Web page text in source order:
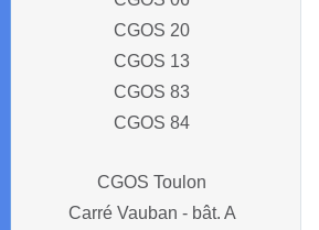
CGOS 20
CGOS 13
CGOS 83
CGOS 84
CGOS Toulon
Carré Vauban - bât. A